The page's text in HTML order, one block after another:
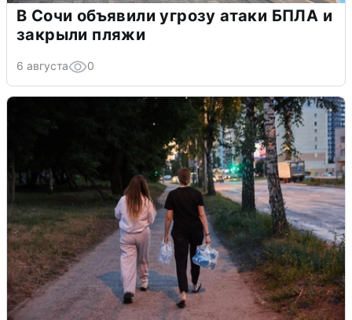
В Сочи объявили угрозу атаки БПЛА и
закрыли пляжи
6 августа 0